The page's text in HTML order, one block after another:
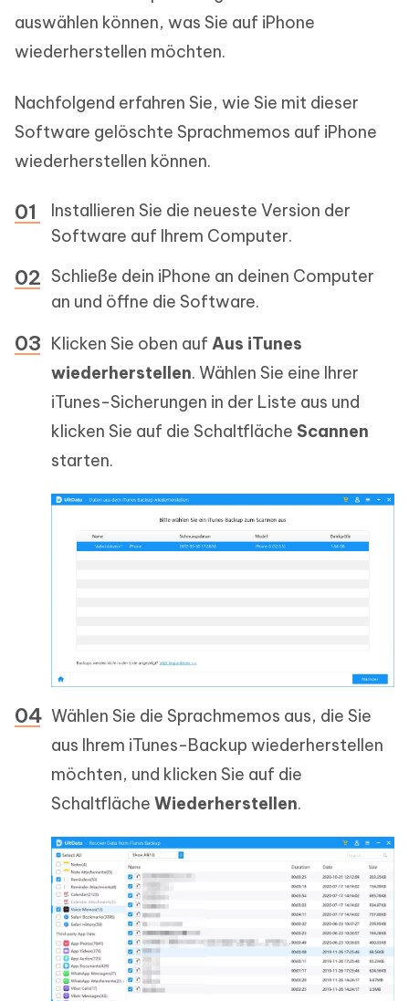
auswählen können, was Sie auf iPhone
wiederherstellen möchten.
Nachfolgend erfahren Sie, wie Sie mit dieser
Software gelöschte Sprachmemos auf iPhone
wiederherstellen können.
Installieren Sie die neueste Version der
Software auf Ihrem Computer.
Schließe dein iPhone an deinen Computer
an und öffne die Software.
Klicken Sie oben auf Aus iTunes
wiederherstellen. Wählen Sie eine Ihrer
iTunes-Sicherungen in der Liste aus und
klicken Sie auf die Schaltfläche Scannen
starten.
Wählen Sie die Sprachmemos aus, die Sie
aus Ihrem iTunes-Backup wiederherstellen
möchten, und klicken Sie auf die
Schaltfläche Wiederherstellen.